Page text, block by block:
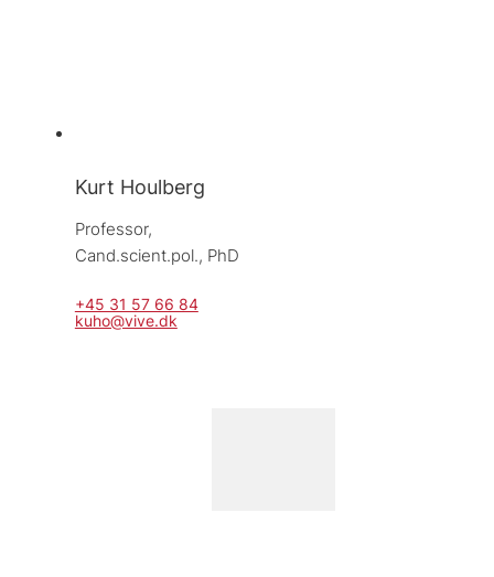
Kurt Houlberg
Professor,
Cand.scient.pol., PhD
+45 31 57 66 84
kuho@vive.dk